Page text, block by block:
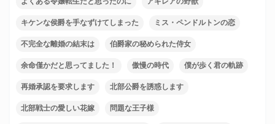
キケンな侯爵を手なずけてしまった ミス・ペンドルトンの恋
不完全な離婚の結末は 伯爵家の秘められた侍女
余命僅かだと思ってました！ 傲慢の時代 僕が歩く君の軌跡
再婚承認を要求します 北部公爵を誘惑します
北部戦士の愛しい花嫁 問題な王子様